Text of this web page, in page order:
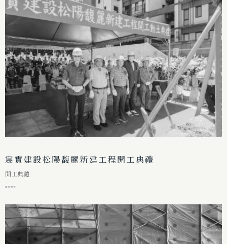
宸實建設松陽馥麗新建工程開工典禮
開工典禮
2025-08-21